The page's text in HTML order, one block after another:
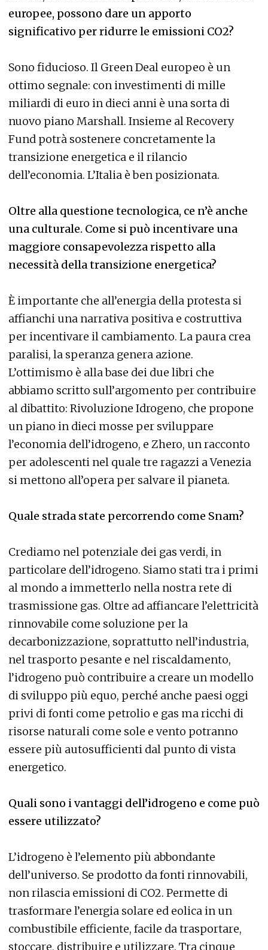
europee, possono dare un apporto
significativo per ridurre le emissioni CO2?
Sono fiducioso. Il Green Deal europeo è un
ottimo segnale: con investimenti di mille
miliardi di euro in dieci anni è una sorta di
nuovo piano Marshall. Insieme al Recovery
Fund potrà sostenere concretamente la
transizione energetica e il rilancio
dell’economia. L’Italia è ben posizionata.
Oltre alla questione tecnologica, ce n’è anche
una culturale. Come si può incentivare una
maggiore consapevolezza rispetto alla
necessità della transizione energetica?
È importante che all’energia della protesta si
affianchi una narrativa positiva e costruttiva
per incentivare il cambiamento. La paura crea
paralisi, la speranza genera azione.
L’ottimismo è alla base dei due libri che
abbiamo scritto sull’argomento per contribuire
al dibattito: Rivoluzione Idrogeno, che propone
un piano in dieci mosse per sviluppare
l’economia dell’idrogeno, e Zhero, un racconto
per adolescenti nel quale tre ragazzi a Venezia
si mettono all’opera per salvare il pianeta.
Quale strada state percorrendo come Snam?
Crediamo nel potenziale dei gas verdi, in
particolare dell’idrogeno. Siamo stati tra i primi
al mondo a immetterlo nella nostra rete di
trasmissione gas. Oltre ad affiancare l’elettricità
rinnovabile come soluzione per la
decarbonizzazione, soprattutto nell’industria,
nel trasporto pesante e nel riscaldamento,
l’idrogeno può contribuire a creare un modello
di sviluppo più equo, perché anche paesi oggi
privi di fonti come petrolio e gas ma ricchi di
risorse naturali come sole e vento potranno
essere più autosufficienti dal punto di vista
energetico.
Quali sono i vantaggi dell’idrogeno e come può
essere utilizzato?
L’idrogeno è l’elemento più abbondante
dell’universo. Se prodotto da fonti rinnovabili,
non rilascia emissioni di CO2. Permette di
trasformare l’energia solare ed eolica in un
combustibile efficiente, facile da trasportare,
stoccare, distribuire e utilizzare. Tra cinque